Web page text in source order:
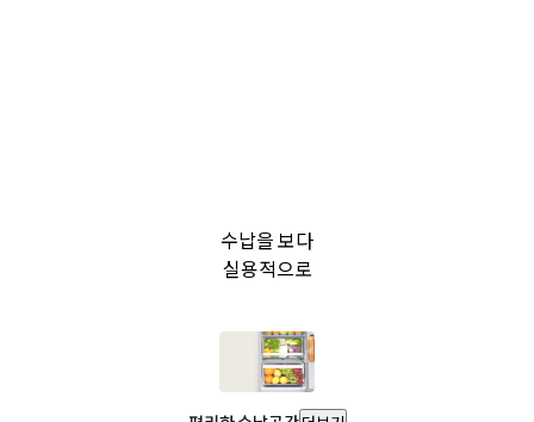
수납을 보다
실용적으로